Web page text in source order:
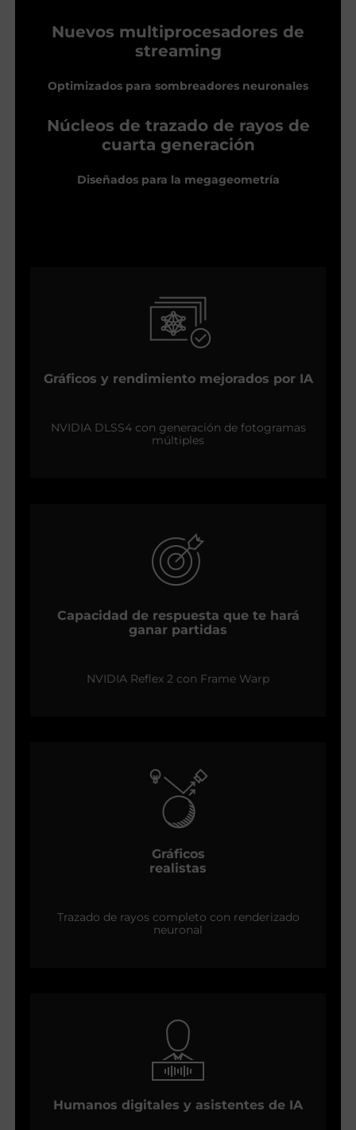
Nuevos multiprocesadores de
streaming
Optimizados para sombreadores neuronales
Núcleos de trazado de rayos de
cuarta generación
Diseñados para la megageometría
Gráficos y rendimiento mejorados por IA
NVIDIA DLSS4 con generación de fotogramas
múltiples
Capacidad de respuesta que te hará
ganar partidas
NVIDIA Reflex 2 con Frame Warp
Gráficos
realistas
Trazado de rayos completo con renderizado
neuronal
Humanos digitales y asistentes de IA